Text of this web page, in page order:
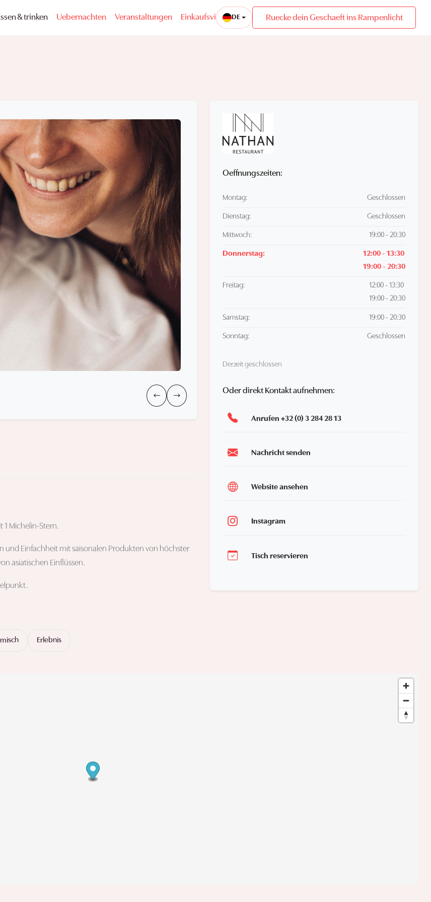
& trinken Uebernachten Veranstaltungen EinkaufsviertelDE Ruecke dein Geschaeft ins Rampenlicht
1 Michelin-Stern.
und Einfachheit mit saisonalen Produkten von höchster
asiatischen Einflüssen.
Erlebnis
Oeffnungszeiten:
Montag: Geschlossen
Dienstag: Geschlossen
Mittwoch: 19:00 - 20:30
Donnerstag:
12:00 - 13:30
19:00 - 20:30
Freitag:
12:00 - 13:30
19:00 - 20:30
Samstag: 19:00 - 20:30
Sonntag: Geschlossen
Derzeit geschlossen
Oder direkt Kontakt aufnehmen:
Anrufen +32 (0) 3 284 28 13
Nachricht senden
Website ansehen
Instagram
Tisch reservieren